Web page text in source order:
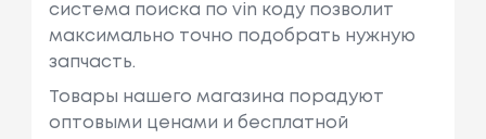
система поиска по vin коду позволит
максимально точно подобрать нужную
запчасть.
Товары нашего магазина порадуют
оптовыми ценами и бесплатной